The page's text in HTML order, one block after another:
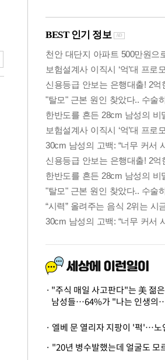
"주식 매일 사고판다"는 美 젊은
남성들…64%가 "나는 인생의